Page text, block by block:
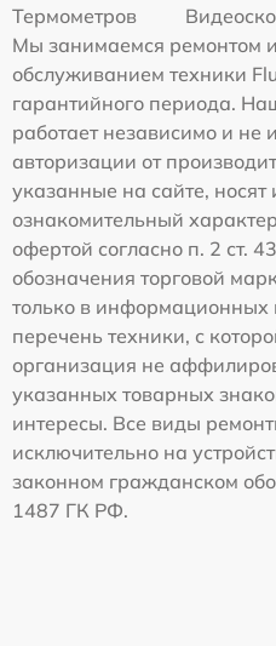
Термометров
Мы занимаемся ремонтом
обслуживанием техники
гарантийного периода.
работает независимо и не
авторизации от
указанные на сайте, носят
ознакомительный
офертой согласно п. 2 ст.
обозначения торговой
только в информационных
перечень техники, с
организация не
указанных товарных
интересы. Все виды
исключительно на
законном гражданском
1487 ГК РФ.